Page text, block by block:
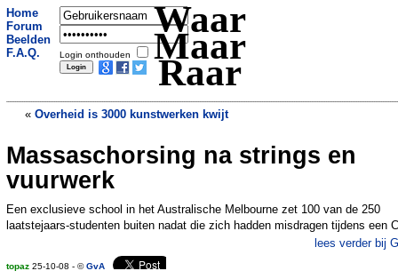
Home
Forum
Beelden
F.A.Q.
Login onthouden
Waar
Maar
Raar
« Overheid is 3000 kunstwerken kwijt
Rontgen met plakband herontdekt
Massaschorsing na strings en
vuurwerk
Een exclusieve school in het Australische Melbourne zet 100 van de 250
laatstejaars-studenten buiten nadat die zich hadden misdragen tijdens een
lees verder bij
topaz 25-10-08 - ©GvA